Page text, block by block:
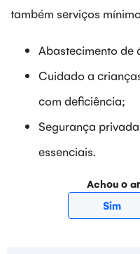
também serviços
Abastecimento de
Cuidado a
com deficiência;
Segurança
essenciais.
Achou o
Sim